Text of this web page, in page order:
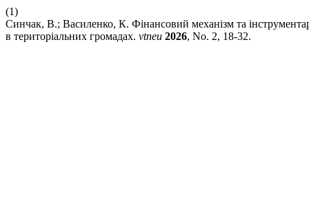
(1)
Синчак, В.; Василенко, К. Фінансовий механізм та
в територіальних громадах. vtneu 2026, No. 2, 18-32.